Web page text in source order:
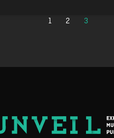
1 2 3